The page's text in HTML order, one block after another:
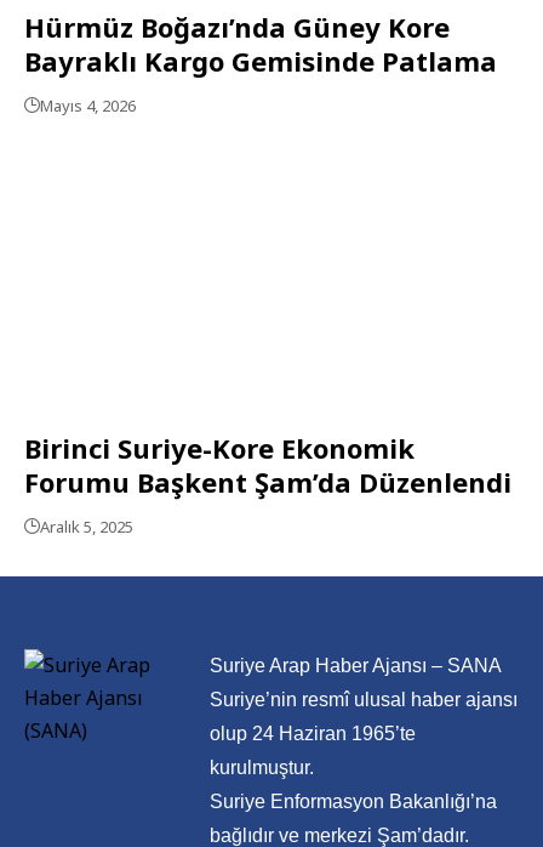
Hürmüz Boğazı’nda Güney Kore
Bayraklı Kargo Gemisinde Patlama
Mayıs 4, 2026
Birinci Suriye-Kore Ekonomik
Forumu Başkent Şam’da Düzenlendi
Aralık 5, 2025
Suriye Arap Haber Ajansı – SANA
Suriye’nin resmî ulusal haber ajansı
olup 24 Haziran 1965’te
kurulmuştur.
Suriye Enformasyon Bakanlığı’na
bağlıdır ve merkezi Şam’dadır.